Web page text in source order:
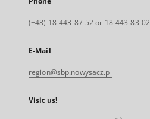
(+48) 18-443-87-52 or 18-443-83-02
E-Mail
region@sbp.nowysacz.pl
Visit us!